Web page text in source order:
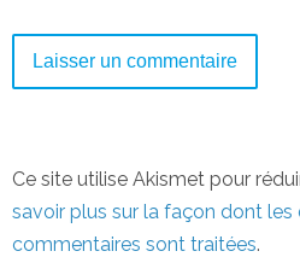
Ce site utilise Akismet pour
savoir plus sur la façon dont les
commentaires sont traitées.